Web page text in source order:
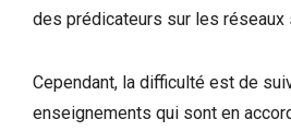
des prédicateurs sur les réseaux
Cependant, la difficulté est de
enseignements qui sont en